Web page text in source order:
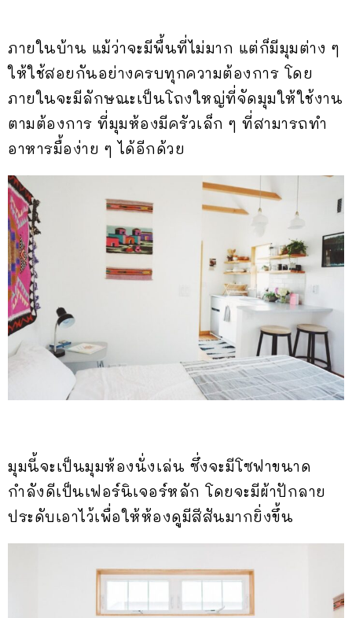
ภายในบ้าน แม้ว่าจะมีพื้นที่ไม่มาก แต่ก็มีมุมต่าง ๆ
ให้ใช้สอยกันอย่างครบทุกความต้องการ โดย
ภายในจะมีลักษณะเป็นโถงใหญ่ที่จัดมุมให้ใช้งาน
ตามต้องการ ที่มุมห้องมีครัวเล็ก ๆ ที่สามารถทำ
อาหารมื้อง่าย ๆ ได้อีกด้วย
มุมนี้จะเป็นมุมห้องนั่งเล่น ซึ่งจะมีโซฟาขนาด
กำลังดีเป็นเฟอร์นิเจอร์หลัก โดยจะมีผ้าปักลาย
ประดับเอาไว้เพื่อให้ห้องดูมีสีสันมากยิ่งขึ้น